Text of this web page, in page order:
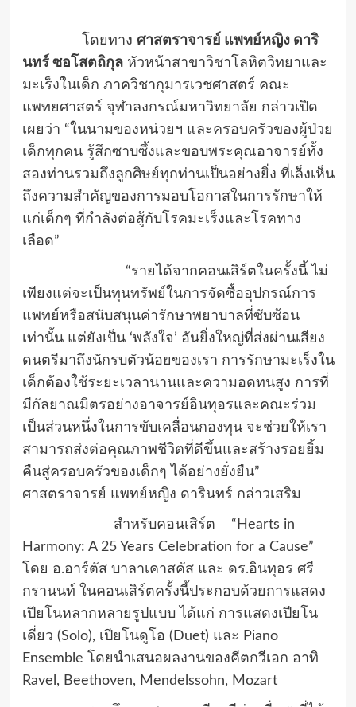
โดยทาง ศาสตราจารย์ แพทย์หญิง ดาริ
นทร์ ซอโสตถิกุลหัวหน้าสาขาวิชาโลหิตวิทยาและ
มะเร็งในเด็ก ภาควิชากุมารเวชศาสตร์ คณะ
แพทยศาสตร์ จุฬาลงกรณ์มหาวิทยาลัย กล่าวเปิด
เผยว่า “ในนามของหน่วยฯ และครอบครัวของผู้ป่วย
เด็กทุกคน รู้สึกซาบซึ้งและขอบพระคุณอาจารย์ทั้ง
สองท่านรวมถึงลูกศิษย์ทุกท่านเป็นอย่างยิ่ง ที่เล็งเห็น
ถึงความสำคัญของการมอบโอกาสในการรักษาให้
แก่เด็กๆ ที่กำลังต่อสู้กับโรคมะเร็งและโรคทาง
เลือด”
“รายได้จากคอนเสิร์ตในครั้งนี้ ไม่
เพียงแต่จะเป็นทุนทรัพย์ในการจัดซื้ออุปกรณ์การ
แพทย์หรือสนับสนุนค่ารักษาพยาบาลที่ซับซ้อน
เท่านั้น แต่ยังเป็น ‘พลังใจ’ อันยิ่งใหญ่ที่ส่งผ่านเสียง
ดนตรีมาถึงนักรบตัวน้อยของเรา การรักษามะเร็งใน
เด็กต้องใช้ระยะเวลานานและความอดทนสูง การที่
มีกัลยาณมิตรอย่างอาจารย์อินทุอรและคณะร่วม
เป็นส่วนหนึ่งในการขับเคลื่อนกองทุน จะช่วยให้เรา
สามารถส่งต่อคุณภาพชีวิตที่ดีขึ้นและสร้างรอยยิ้ม
คืนสู่ครอบครัวของเด็กๆ ได้อย่างยั่งยืน”
ศาสตราจารย์ แพทย์หญิง ดารินทร์ กล่าวเสริม
สำหรับคอนเสิร์ต “Hearts in
Harmony: A 25 Years Celebration for a Cause”
โดย อ.อาร์ตัส บาลาเคาสคัส และ ดร.อินทุอร ศรี
กรานนท์ ในคอนเสิร์ตครั้งนี้ประกอบด้วยการแสดง
เปียโนหลากหลายรูปแบบ ได้แก่ การแสดงเปียโน
เดี่ยว (Solo), เปียโนดูโอ (Duet) และ Piano
Ensemble โดยนำเสนอผลงานของคีตกวีเอก อาทิ
Ravel, Beethoven, Mendelssohn, Mozart